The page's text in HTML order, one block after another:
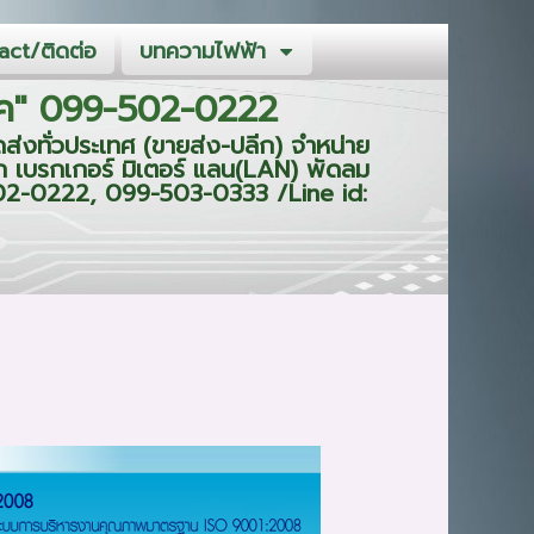
ติดต่อ บทความไฟฟ้า
" 099-502-0222
ทั่วประเทศ (ขายส่ง-ปลีก) จำหน่าย
บรกเกอร์ มิเตอร์ แลน(LAN) พัดลม
0222, 099-503-0333 /Line id: